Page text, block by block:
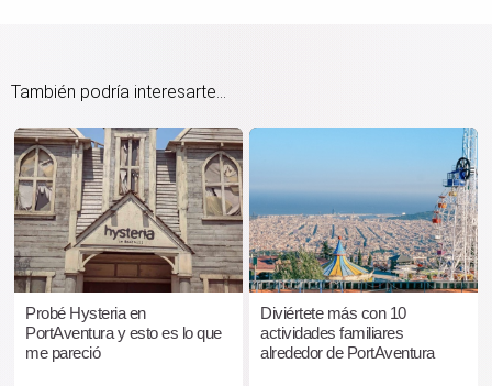
También podría interesarte...
Probé Hysteria en
PortAventura y esto es lo que
me pareció
Diviértete más con 10
actividades familiares
alrededor de PortAventura